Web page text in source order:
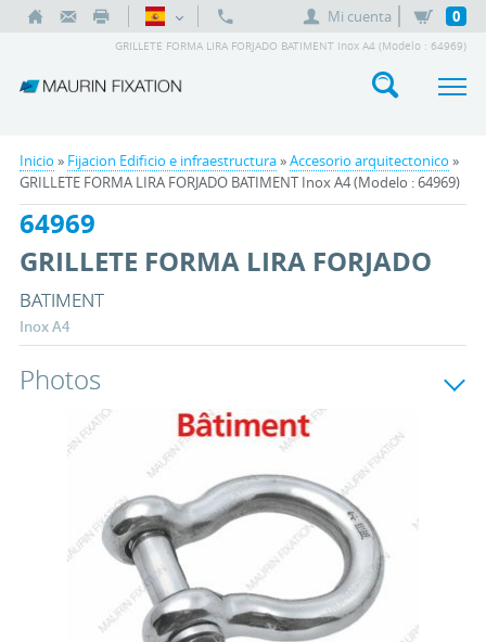
Mi cuenta 0
GRILLETE FORMA LIRA FORJADO BATIMENT Inox A4 (Modelo : 64969)
Inicio » Fijacion Edificio e infraestructura»Accesorio arquitectonico »
GRILLETE FORMA LIRA FORJADO BATIMENT Inox A4 (Modelo : 64969)
64969
GRILLETE FORMA LIRA FORJADO
BATIMENT
Inox A4
Photos